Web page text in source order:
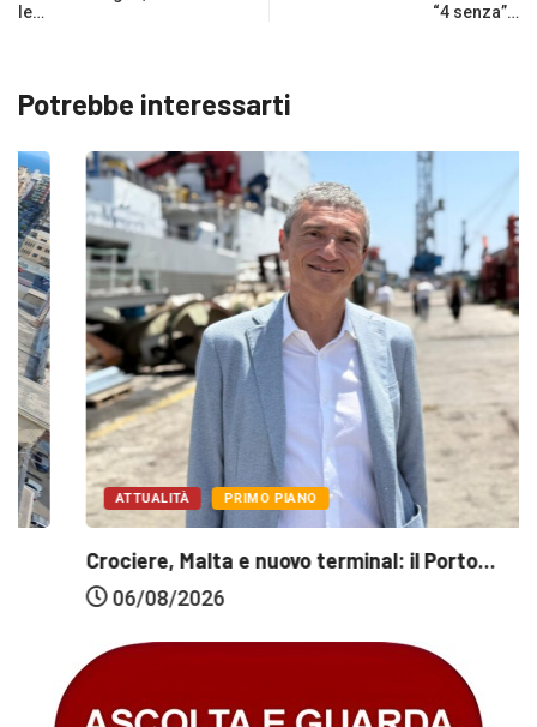
le…
“4 senza”…
Potrebbe interessarti
ATTUALITÀ PRIMO PIANO
Crociere, Malta e nuovo terminal: il Porto...
06/08/2026